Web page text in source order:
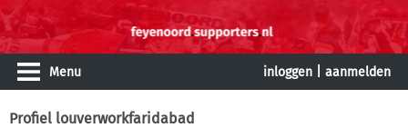
Menu inloggen aanmelden
Profiel louverworkfaridabad